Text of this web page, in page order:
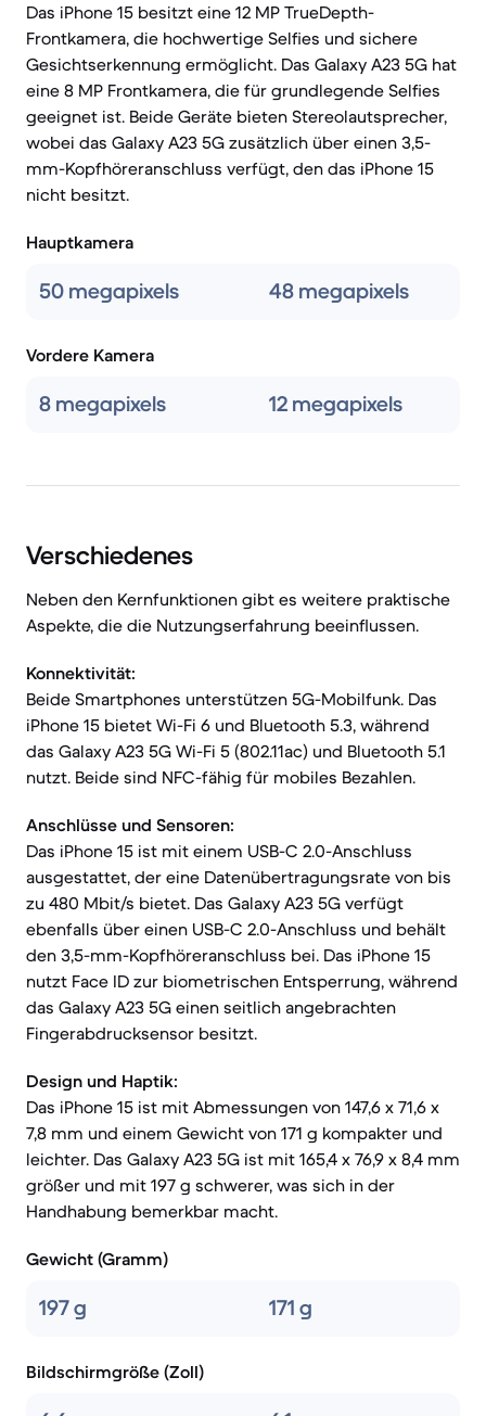
Das iPhone 15 besitzt eine 12 MP TrueDepth-
Frontkamera, die hochwertige Selfies und sichere
Gesichtserkennung ermöglicht. Das Galaxy A23 5G hat
eine 8 MP Frontkamera, die für grundlegende Selfies
geeignet ist. Beide Geräte bieten Stereolautsprecher,
wobei das Galaxy A23 5G zusätzlich über einen 3,5-
mm-Kopfhöreranschluss verfügt, den das iPhone 15
nicht besitzt.
Hauptkamera
50 megapixels 48 megapixels
Vordere Kamera
8 megapixels 12 megapixels
Verschiedenes
Neben den Kernfunktionen gibt es weitere praktische
Aspekte, die die Nutzungserfahrung beeinflussen.
Konnektivität:
Beide Smartphones unterstützen 5G-Mobilfunk. Das
iPhone 15 bietet Wi-Fi 6 und Bluetooth 5.3, während
das Galaxy A23 5G Wi-Fi 5 (802.11ac) und Bluetooth 5.1
nutzt. Beide sind NFC-fähig für mobiles Bezahlen.
Anschlüsse und Sensoren:
Das iPhone 15 ist mit einem USB-C 2.0-Anschluss
ausgestattet, der eine Datenübertragungsrate von bis
zu 480 Mbit/s bietet. Das Galaxy A23 5G verfügt
ebenfalls über einen USB-C 2.0-Anschluss und behält
den 3,5-mm-Kopfhöreranschluss bei. Das iPhone 15
nutzt Face ID zur biometrischen Entsperrung, während
das Galaxy A23 5G einen seitlich angebrachten
Fingerabdrucksensor besitzt.
Design und Haptik:
Das iPhone 15 ist mit Abmessungen von 147,6 x 71,6 x
7,8 mm und einem Gewicht von 171 g kompakter und
leichter. Das Galaxy A23 5G ist mit 165,4 x 76,9 x 8,4 mm
größer und mit 197 g schwerer, was sich in der
Handhabung bemerkbar macht.
Gewicht (Gramm)
197 g 171 g
Bildschirmgröße (Zoll)